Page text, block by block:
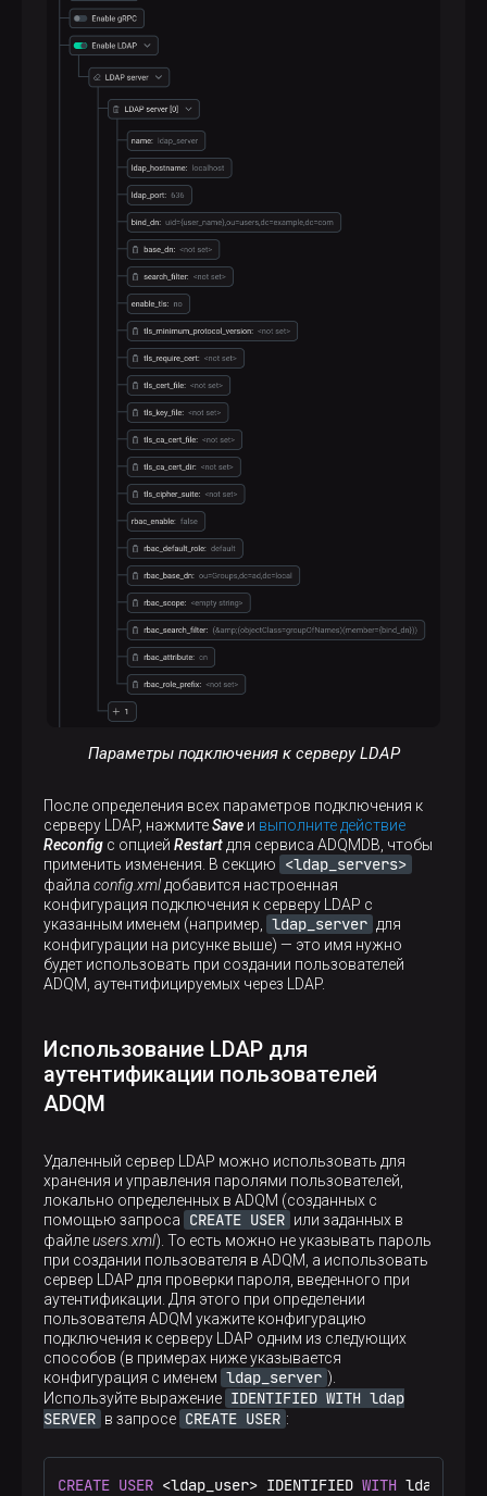
Параметры подключения к серверу LDAP
После определения всех параметров подключения к
серверу LDAP, нажмитеSave и выполните действие
Reconfig с опцией Restart для сервиса ADQMDB, чтобы
применить изменения. В секцию
<ldap_servers>
файла config.xml добавится настроенная
конфигурация подключения к серверу LDAP с
указанным именем (например,
ldap_server для
конфигурации на рисунке выше) — это имя нужно
будет использовать при создании пользователей
ADQM, аутентифицируемых через LDAP.
Использование LDAP для
аутентификации пользователей
ADQM
Удаленный сервер LDAP можно использовать для
хранения и управления паролями пользователей,
локально определенных в ADQM (созданных с
помощью запроса
CREATE USER или заданных в
файлеusers.xml). То есть можно не указывать пароль
при создании пользователя в ADQM, а использовать
сервер LDAP для проверки пароля, введенного при
аутентификации. Для этого при определении
пользователя ADQM укажите конфигурацию
подключения к серверу LDAP одним из следующих
способов (в примерах ниже указывается
конфигурация с именем ldap_server ).
Используйте выражение IDENTIFIED WITH ldap
SERVER в запросе CREATE USER :
CREATE USER <ldap_user> IDENTIFIED WITH ldap